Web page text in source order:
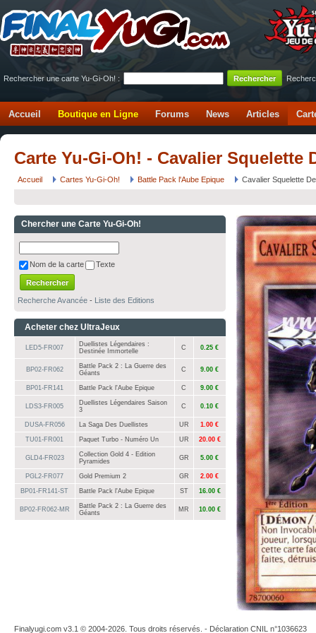
Rechercher une carte Yu-Gi-Oh! :
Accueil Boutique en Ligne Forums News Articles
Carte Yu-Gi-Oh! - Cavalier Squelette
Accueil Cartes Yu-Gi-Oh! Battle Pack l'Aube Epique Cavalier Squelette
Chercher une Carte Yu-Gi-Oh!
Nom de la carte Texte
Recherche Avancée - Liste des Editions
Acheter chez UltraJeux
LED5-FR007
Duellistes Légendaires :
Destinée Immortelle
C 0.25 €
BP02-FR062
Battle Pack 2 : La Guerre des
Géants
C 9.00 €
BP01-FR141 Battle Pack l'Aube Epique C 9.00 €
LDS3-FR005
Duellistes Légendaires Saison
3
C 0.10 €
DUSA-FR056 La Saga Des Duellistes UR 1.00 €
TU01-FR001 Paquet Turbo - Numéro Un UR 20.00 €
GLD4-FR023
Collection Gold 4 - Edition
Pyramides
GR 5.00 €
PGL2-FR077 Gold Premium 2 GR 2.00 €
BP01-FR141-ST Battle Pack l'Aube Epique ST 16.00 €
BP02-FR062-MR
Battle Pack 2 : La Guerre des
Géants
MR 10.00 €
Finalyugi.com v3.1 © 2004-2026. Tous droits réservés. - Déclaration CNIL n°1036623